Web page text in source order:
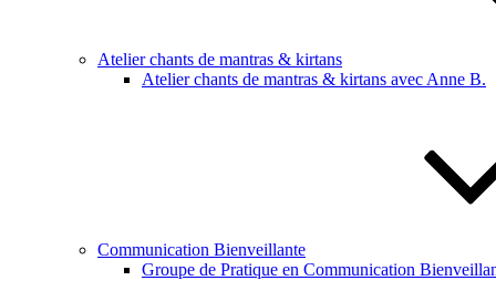
Atelier chants de mantras & kirtans
Atelier chants de mantras & kirtans avec Anne B.
Communication Bienveillante
Groupe de Pratique en Communication